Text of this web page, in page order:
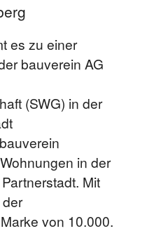
es zu einer
bauverein AG
(SWG) in der
in der
Mit
von 10.000.